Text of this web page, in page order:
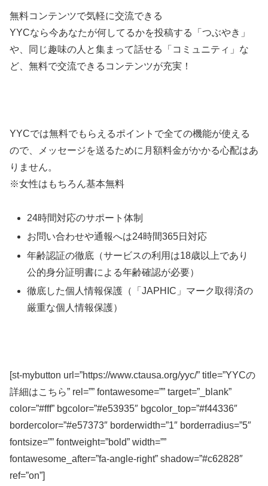
無料コンテンツで気軽に交流できる
YYCなら今あなたが何してるかを投稿する「つぶやき」
や、同じ趣味の人と集まって話せる「コミュニティ」な
ど、無料で交流できるコンテンツが充実！
YYCでは無料でもらえるポイントで全ての機能が使える
ので、メッセージを送るために月額料金がかかる心配はあ
りません。
※女性はもちろん基本無料
24時間対応のサポート体制
お問い合わせや通報へは24時間365日対応
年齢認証の徹底（サービスの利用は18歳以上であり
公的身分証明書による年齢確認が必要）
徹底した個人情報保護（「JAPHIC」マーク取得済の
厳重な個人情報保護）
[st-mybutton url=”https://www.ctausa.org/yyc/” title=”YYCの
詳細はこちら” rel=”” fontawesome=”” target=”_blank”
color=”#fff” bgcolor=”#e53935″ bgcolor_top=”#f44336″
bordercolor=”#e57373″ borderwidth=”1″ borderradius=”5″
fontsize=”” fontweight=”bold” width=””
fontawesome_after=”fa-angle-right” shadow=”#c62828″
ref=”on”]